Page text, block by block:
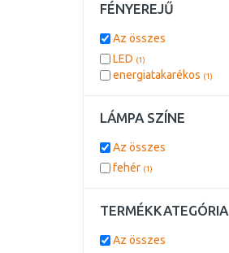
FÉNYEREJŰ
Az összes
LED (1)
energiatakarékos (1)
LÁMPA SZÍNE
Az összes
fehér (1)
TERMÉKKATEGÓRIA
Az összes